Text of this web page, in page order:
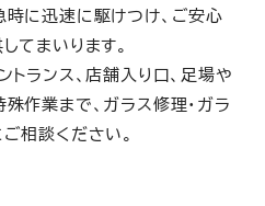
に迅速に駆けつけ、ご安心
てまいります。
トランス、店舗入り口、足場や
作業まで、ガラス修理・ガラ
相談ください。